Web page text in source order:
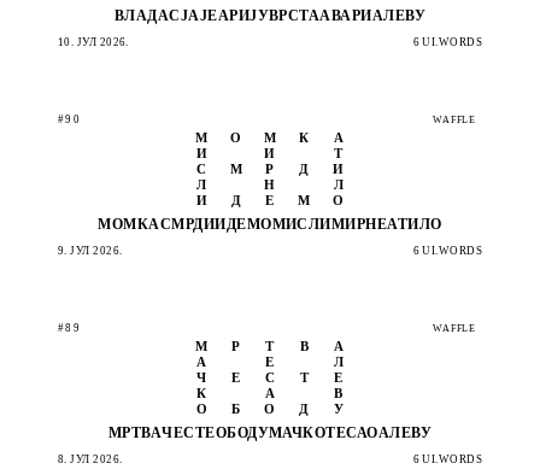
ВЛАДАСЈАЈЕАРИЈУВРСТААВАРИАЛЕВУ
10. ЈУЛ 2026. 6 UI.WORDS
#90 WAFFLE
М О М К
А
И
И
Т
С
М Р Д
И
Л
Н
Л
И
Д Е М О
МОМКАСМРДИИДЕМОМИСЛИМИРНЕАТИЛО
9. ЈУЛ 2026. 6 UI.WORDS
#89 WAFFLE
М Р Т В
А
А
Е
Л
Ч
Е С Т
Е
К
А
В
О
Б О Д У
МРТВАЧЕСТЕОБОДУМАЧКОТЕСАОАЛЕВУ
8. ЈУЛ 2026. 6 UI.WORDS